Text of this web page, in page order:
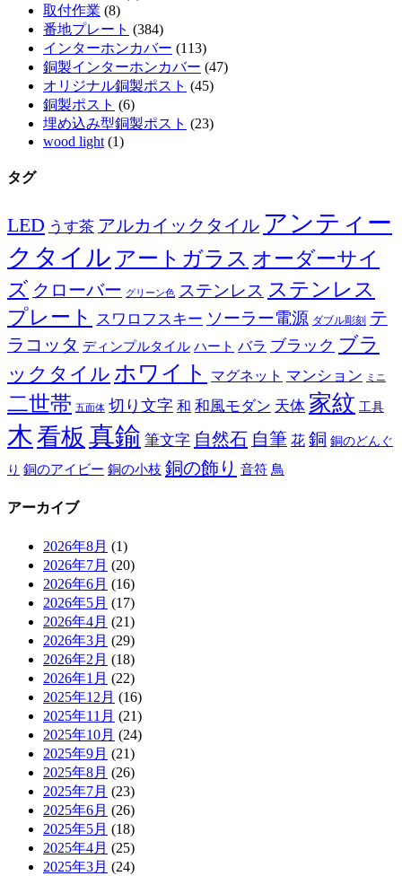
取付作業 (8)
番地プレート (384)
インターホンカバー (113)
銅製インターホンカバー (47)
オリジナル銅製ポスト (45)
銅製ポスト (6)
埋め込み型銅製ポスト (23)
wood light (1)
タグ
LED うす茶 アルカイックタイル アンティー
クタイル アートガラス オーダーサイ
ズ クローバー グリーン色 ステンレス ステンレス
プレート スワロフスキー ソーラー電源 ダブル彫刻 テ
ラコッタ ディンプルタイル ハート バラ ブラック ブラ
ックタイル ホワイト マグネット マンション ミニ
二世帯 五面体 切り文字 和 和風モダン 天体 家紋 工具
木看板 真鍮 筆文字 自然石 自筆 花 銅 銅のどんぐ
り 銅のアイビー 銅の小枝 銅の飾り 音符 鳥
アーカイブ
2026年8月 (1)
2026年7月 (20)
2026年6月 (16)
2026年5月 (17)
2026年4月 (21)
2026年3月 (29)
2026年2月 (18)
2026年1月 (22)
2025年12月 (16)
2025年11月 (21)
2025年10月 (24)
2025年9月 (21)
2025年8月 (26)
2025年7月 (23)
2025年6月 (26)
2025年5月 (18)
2025年4月 (25)
2025年3月 (24)